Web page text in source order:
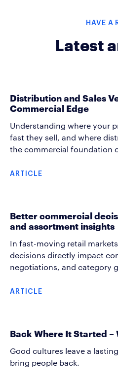
HAVE A
Latest
Distribution and Sales
Commercial Edge
Understanding where your
fast they sell, and where
the commercial foundation
that help an account
growth arguments and spot
they become problems.
ARTICLE
Better commercial
and assortment insights
In fast-moving retail
decisions directly impact
negotiations, and category
to market when making
into both pricing and
across competitors and
ARTICLE
Back Where It Started –
Good cultures leave a
bring people back.